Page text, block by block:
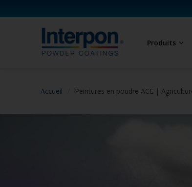
Produits
Accueil Peintures en poudre ACE |